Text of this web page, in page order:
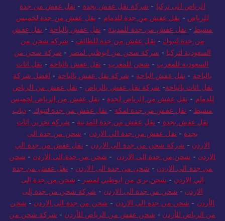
الرياض الى تركيا - شركة نقل عفش بجدة - نقل عفش من جدة
للرياض - نقل عفش من جدة للدمام - نقل عفش من جدة لخميس
مشيط - نقل عفش من جدة للمدينة - نقل عفش بالباحة - نقل عفش
من جدة لتبوك - نقل عفش من جدة للطائف - شركة شحن من
السعودية لتركيا - شركة شحن من ابوظبي لمصر - شركة شحن من
السعودية للمغرب - شحن للمغرب - نقل عفش بالباحة - نقل اثاث
بالباحة - نقل عفش الباحة - شركة نقل عفش بالباحة - افضل شركة
نقل اثاث بالباحة- شركة نقل عفش بالرياض - نقل عفش من الرياض
للدمام - نقل عفش من الرياض لجدة - نقل عفش من الرياض لخميس
مشيط - نقل عفش من جدة لمكة - نقل عفش من جدة لتبوك - دباب
نقل عفش بجدة - نقل عفش من جدة للمدينة - شركة تخزين اثاث
بجدة - نقل عفش من جدة الي الاردن - شحن من جدة الى
الاردن - شركة شحن من جدة الى الاردن - نقل عفش من جدة الي
الاردن - شحن من جدة الى الاردن - شحن من جدة الى الاردن - شحن
من جدة الى الاردن - شحن من جدة الى الاردن - نقل عفش من جدة
الي الاردن - شحن بري من ابوظبي لمصر - شحن من جدة الى
الاردن - شحن من جدة الى الاردن - شركة شحن من جدة إلى
الأردن - شحن من جدة الى الاردن - شحن من جدة الى الاردن - شحن
من الرياض للأردن - شحن عفش من الرياض للأردن - شركة شحن من